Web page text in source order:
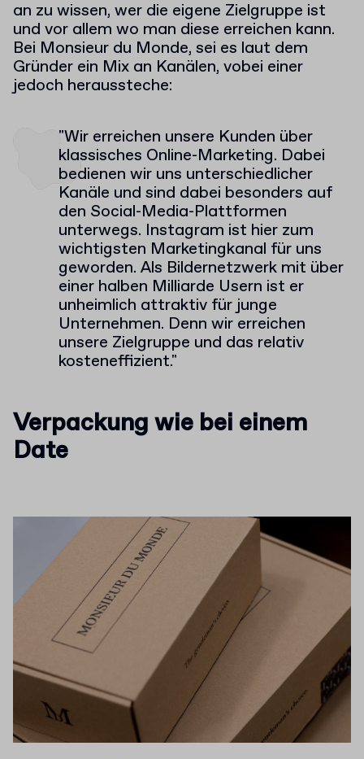
an zu wissen, wer die eigene Zielgruppe ist
und vor allem wo man diese erreichen kann.
Bei Monsieur du Monde, sei es laut dem
Gründer ein Mix an Kanälen, vobei einer
jedoch heraussteche:
"Wir erreichen unsere Kunden über
klassisches Online-Marketing. Dabei
bedienen wir uns unterschiedlicher
Kanäle und sind dabei besonders auf
den Social-Media-Plattformen
unterwegs. Instagram ist hier zum
wichtigsten Marketingkanal für uns
geworden. Als Bildernetzwerk mit über
einer halben Milliarde Usern ist er
unheimlich attraktiv für junge
Unternehmen. Denn wir erreichen
unsere Zielgruppe und das relativ
kosteneffizient."
Verpackung wie bei einem
Date